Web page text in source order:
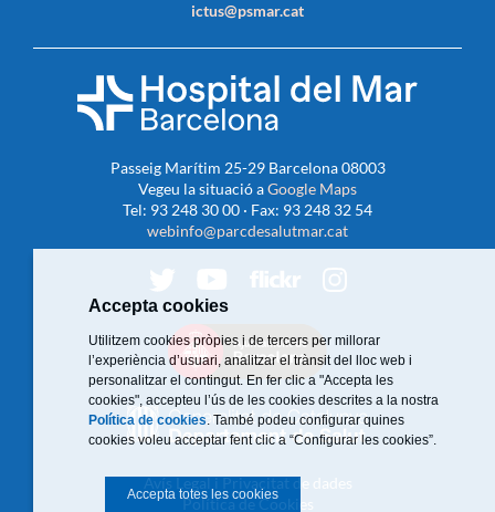
ictus@psmar.cat
Passeig Marítim 25-29 Barcelona 08003
Vegeu la situació aGoogle Maps
Tel: 93 248 30 00 · Fax: 93 248 32 54
webinfo@parcdesalutmar.cat
Avís Legal i Privacitat de dades
Política de Cookies
Accepta cookies
Utilitzem cookies pròpies i de tercers per millorar
l’experiència d’usuari, analitzar el trànsit del lloc web i
personalitzar el contingut. En fer clic a "Accepta les
cookies", accepteu l’ús de les cookies descrites a la nostra
Política de cookies. També podeu configurar quines
cookies voleu acceptar fent clic a “Configurar les cookies”.
Accepta totes les cookies